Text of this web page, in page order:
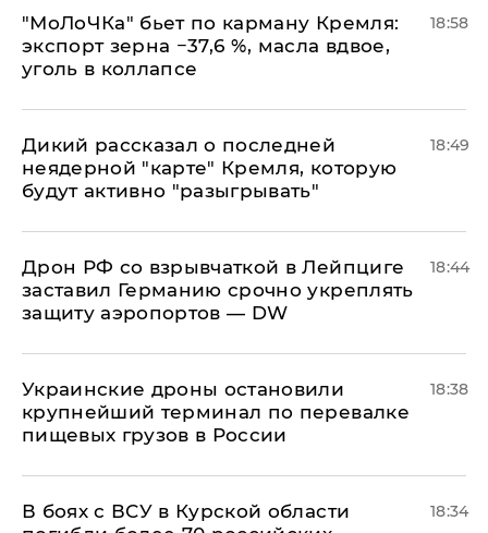
​"МоЛоЧКа" бьет по карману Кремля:
экспорт зерна −37,6 %, масла вдвое,
уголь в коллапсе
18:58
Дикий рассказал о последней
неядерной "карте" Кремля, которую
будут активно "разыгрывать"
18:49
​Дрон РФ со взрывчаткой в Лейпциге
заставил Германию срочно укреплять
защиту аэропортов — DW
18:44
Украинские дроны остановили
крупнейший терминал по перевалке
пищевых грузов в России
18:38
В боях с ВСУ в Курской области
18:34